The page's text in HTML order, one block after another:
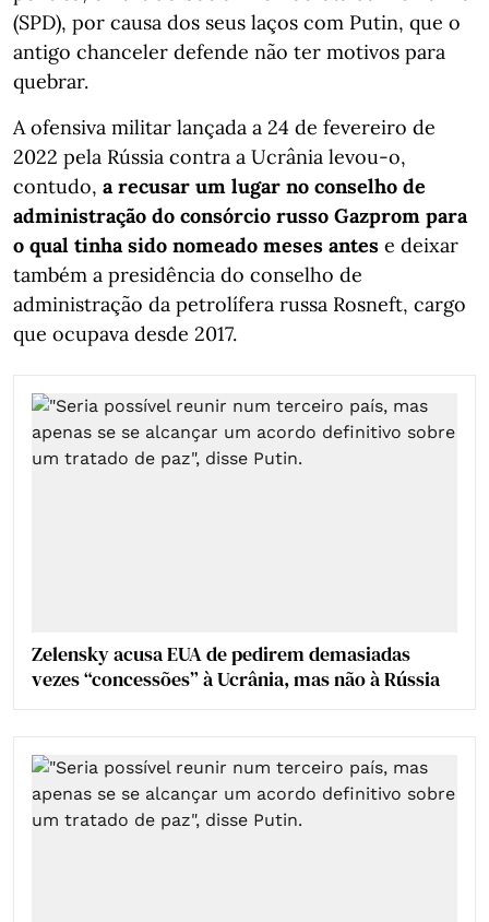
(SPD), por causa dos seus laços com Putin, que o
antigo chanceler defende não ter motivos para
quebrar.
A ofensiva militar lançada a 24 de fevereiro de
2022 pela Rússia contra a Ucrânia levou-o,
contudo, a recusar um lugar no conselho de
administração do consórcio russo Gazprom para
o qual tinha sido nomeado meses antes e deixar
também a presidência do conselho de
administração da petrolífera russa Rosneft, cargo
que ocupava desde 2017.
Zelensky acusa EUA de pedirem demasiadas
vezes “concessões” à Ucrânia, mas não à Rússia